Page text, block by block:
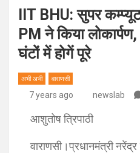
IIT BHU: सुपर
PM ने किया
घंटों में होगें पूरे
अभी अभी वाराणसी
7 years ago newslab
आशुतोष त्रिपाठी
वाराणसी।प्रधानमंत्री